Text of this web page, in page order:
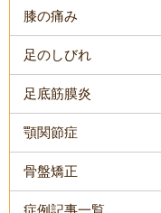
膝の痛み
足のしびれ
足底筋膜炎
顎関節症
骨盤矯正